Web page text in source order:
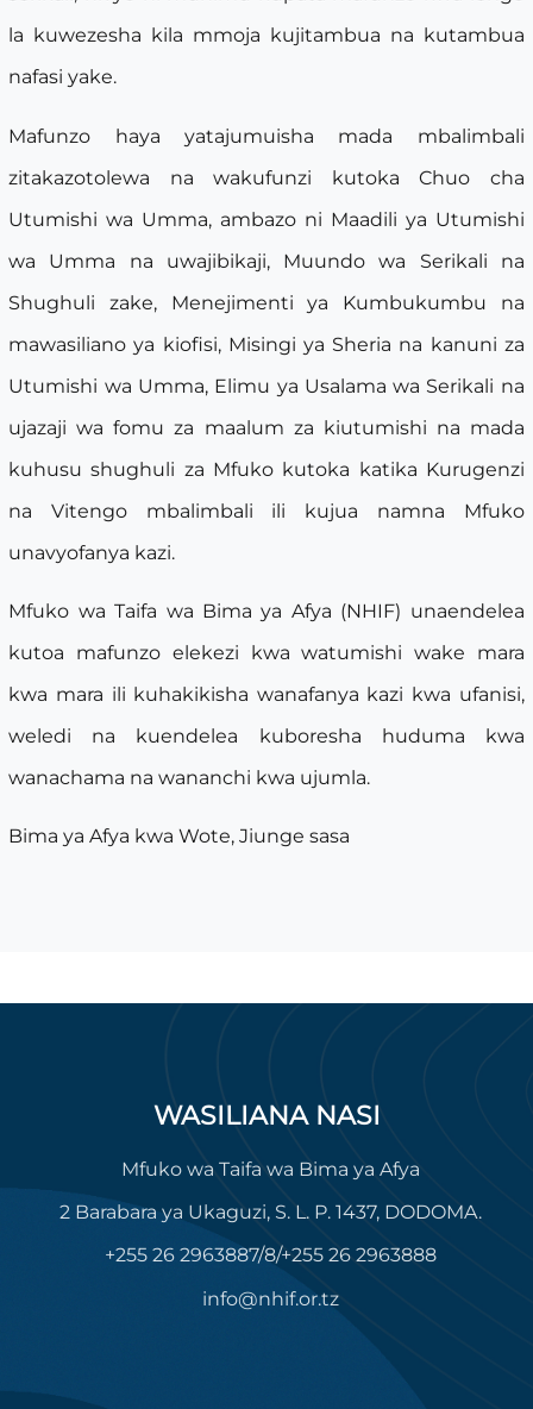
la kuwezesha kila mmoja kujitambua na kutambua
nafasi yake.
Mafunzo haya yatajumuisha mada mbalimbali
zitakazotolewa na wakufunzi kutoka Chuo cha
Utumishi wa Umma, ambazo ni Maadili ya Utumishi
wa Umma na uwajibikaji, Muundo wa Serikali na
Shughuli zake, Menejimenti ya Kumbukumbu na
mawasiliano ya kiofisi, Misingi ya Sheria na kanuni za
Utumishi wa Umma, Elimu ya Usalama wa Serikali na
ujazaji wa fomu za maalum za kiutumishi na mada
kuhusu shughuli za Mfuko kutoka katika Kurugenzi
na Vitengo mbalimbali ili kujua namna Mfuko
unavyofanya kazi.
Mfuko wa Taifa wa Bima ya Afya (NHIF) unaendelea
kutoa mafunzo elekezi kwa watumishi wake mara
kwa mara ili kuhakikisha wanafanya kazi kwa ufanisi,
weledi na kuendelea kuboresha huduma kwa
wanachama na wananchi kwa ujumla.
Bima ya Afya kwa Wote, Jiunge sasa
WASILIANA NASI
Mfuko wa Taifa wa Bima ya Afya
2 Barabara ya Ukaguzi, S. L. P. 1437, DODOMA.
+255 26 2963887/8/+255 26 2963888
info@nhif.or.tz